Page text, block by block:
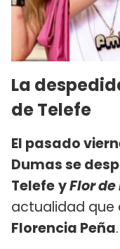
La
de Telefe
El pasado
Dumas se
TelefeyFlor de
actualidad que
Florencia Peña.